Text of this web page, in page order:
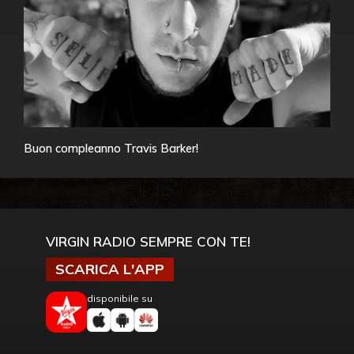
Buon compleanno Travis Barker!
VIRGIN RADIO SEMPRE CON TE!
SCARICA L'APP
disponibile su